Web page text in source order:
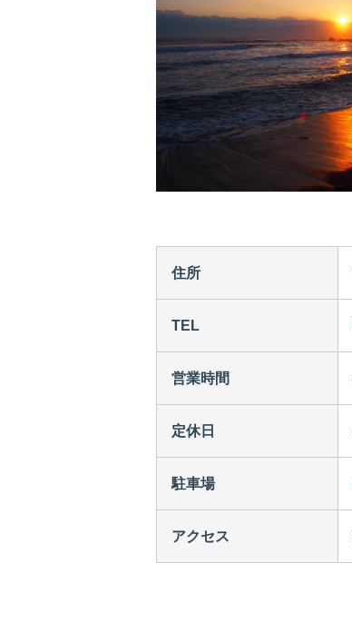
住所
TEL
営業時間
定休日
駐車場
アクセス